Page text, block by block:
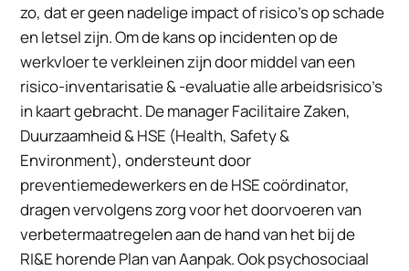
zo, dat er geen nadelige impact of risico’s op schade
en letsel zijn. Om de kans op incidenten op de
werkvloer te verkleinen zijn door middel van een
risico-inventarisatie & -evaluatie alle arbeidsrisico's
in kaart gebracht. De manager Facilitaire Zaken,
Duurzaamheid & HSE (Health, Safety &
Environment), ondersteunt door
preventiemedewerkers en de HSE coördinator,
dragen vervolgens zorg voor het doorvoeren van
verbetermaatregelen aan de hand van het bij de
RI&E horende Plan van Aanpak. Ook psychosociaal